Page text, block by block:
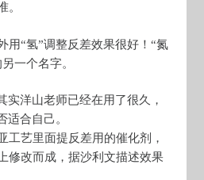
。
用“氢”调整反差效果很好！“氮
一个名字。
实洋山老师已经在用了很久，
适合自己。
工艺里面提反差用的催化剂，
修改而成，据沙利文描述效果